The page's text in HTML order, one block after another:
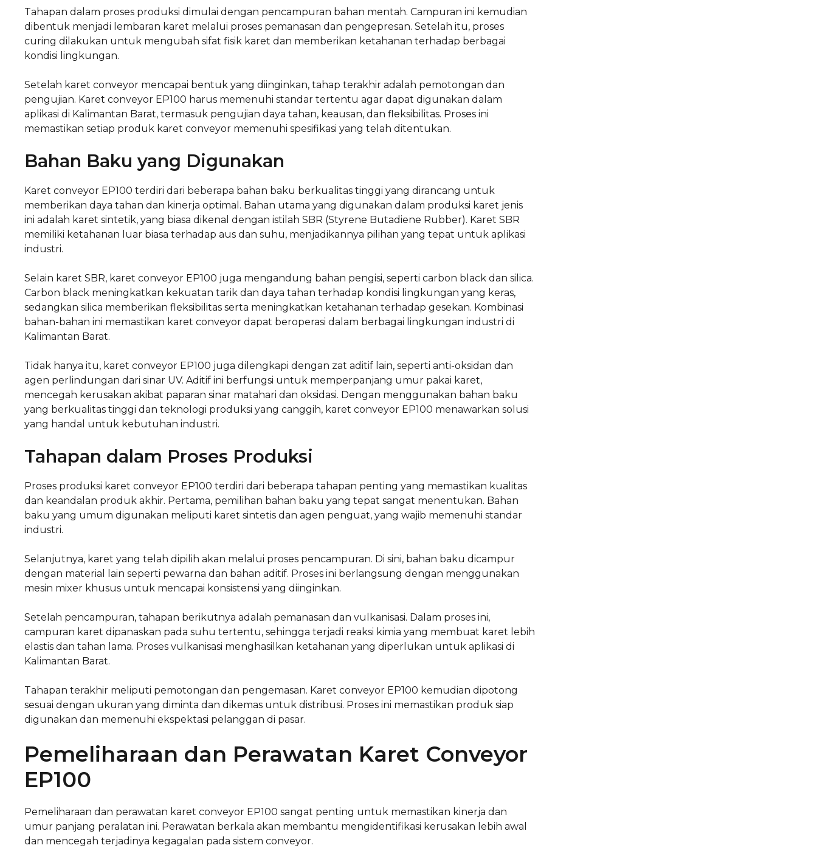
Tahapan dalam proses produksi dimulai dengan pencampuran bahan mentah. Campuran ini kemudian
dibentuk menjadi lembaran karet melalui proses pemanasan dan pengepresan. Setelah itu, proses
curing dilakukan untuk mengubah sifat fisik karet dan memberikan ketahanan terhadap berbagai
kondisi lingkungan.
Setelah karet conveyor mencapai bentuk yang diinginkan, tahap terakhir adalah pemotongan dan
pengujian. Karet conveyor EP100 harus memenuhi standar tertentu agar dapat digunakan dalam
aplikasi di Kalimantan Barat, termasuk pengujian daya tahan, keausan, dan fleksibilitas. Proses ini
memastikan setiap produk karet conveyor memenuhi spesifikasi yang telah ditentukan.
Bahan Baku yang Digunakan
Karet conveyor EP100 terdiri dari beberapa bahan baku berkualitas tinggi yang dirancang untuk
memberikan daya tahan dan kinerja optimal. Bahan utama yang digunakan dalam produksi karet jenis
ini adalah karet sintetik, yang biasa dikenal dengan istilah SBR (Styrene Butadiene Rubber). Karet SBR
memiliki ketahanan luar biasa terhadap aus dan suhu, menjadikannya pilihan yang tepat untuk aplikasi
industri.
Selain karet SBR, karet conveyor EP100 juga mengandung bahan pengisi, seperti carbon black dan silica.
Carbon black meningkatkan kekuatan tarik dan daya tahan terhadap kondisi lingkungan yang keras,
sedangkan silica memberikan fleksibilitas serta meningkatkan ketahanan terhadap gesekan. Kombinasi
bahan-bahan ini memastikan karet conveyor dapat beroperasi dalam berbagai lingkungan industri di
Kalimantan Barat.
Tidak hanya itu, karet conveyor EP100 juga dilengkapi dengan zat aditif lain, seperti anti-oksidan dan
agen perlindungan dari sinar UV. Aditif ini berfungsi untuk memperpanjang umur pakai karet,
mencegah kerusakan akibat paparan sinar matahari dan oksidasi. Dengan menggunakan bahan baku
yang berkualitas tinggi dan teknologi produksi yang canggih, karet conveyor EP100 menawarkan solusi
yang handal untuk kebutuhan industri.
Tahapan dalam Proses Produksi
Proses produksi karet conveyor EP100 terdiri dari beberapa tahapan penting yang memastikan kualitas
dan keandalan produk akhir. Pertama, pemilihan bahan baku yang tepat sangat menentukan. Bahan
baku yang umum digunakan meliputi karet sintetis dan agen penguat, yang wajib memenuhi standar
industri.
Selanjutnya, karet yang telah dipilih akan melalui proses pencampuran. Di sini, bahan baku dicampur
dengan material lain seperti pewarna dan bahan aditif. Proses ini berlangsung dengan menggunakan
mesin mixer khusus untuk mencapai konsistensi yang diinginkan.
Setelah pencampuran, tahapan berikutnya adalah pemanasan dan vulkanisasi. Dalam proses ini,
campuran karet dipanaskan pada suhu tertentu, sehingga terjadi reaksi kimia yang membuat karet lebih
elastis dan tahan lama. Proses vulkanisasi menghasilkan ketahanan yang diperlukan untuk aplikasi di
Kalimantan Barat.
Tahapan terakhir meliputi pemotongan dan pengemasan. Karet conveyor EP100 kemudian dipotong
sesuai dengan ukuran yang diminta dan dikemas untuk distribusi. Proses ini memastikan produk siap
digunakan dan memenuhi ekspektasi pelanggan di pasar.
Pemeliharaan dan Perawatan Karet Conveyor
EP100
Pemeliharaan dan perawatan karet conveyor EP100 sangat penting untuk memastikan kinerja dan
umur panjang peralatan ini. Perawatan berkala akan membantu mengidentifikasi kerusakan lebih awal
dan mencegah terjadinya kegagalan pada sistem conveyor.